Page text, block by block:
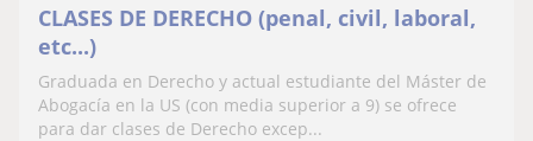
CLASES DE DERECHO (penal, civil, laboral,
etc...)
Graduada en Derecho y actual estudiante del Máster de
Abogacía en la US (con media superior a 9) se ofrece
para dar clases de Derecho excep...